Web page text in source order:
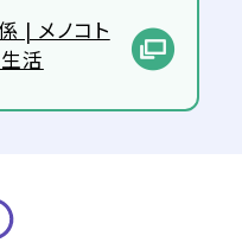
| メノコト
活